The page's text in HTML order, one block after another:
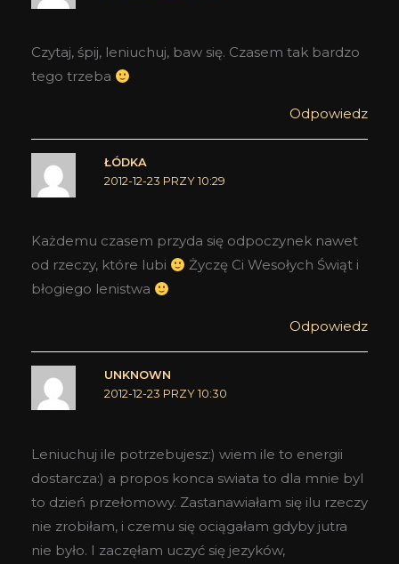
Czytaj, śpij, leniuchuj, baw się. Czasem tak bardzo
tego trzeba
Odpowiedz
ŁÓDKA
2012-12-23 PRZY 10:29
Każdemu czasem przyda się odpoczynek nawet
od rzeczy, które lubi
Życzę Ci Wesołych Świąt i
błogiego lenistwa
Odpowiedz
UNKNOWN
2012-12-23 PRZY 10:30
Leniuchuj ile potrzebujesz:) wiem ile to energii
dostarcza:) a propos konca swiata to dla mnie byl
to dzień przełomowy. Zastanawiałam się ilu rzeczy
nie zrobiłam, i czemu się ociągałam gdyby jutra
nie było. I zaczęłam uczyć się jezyków,